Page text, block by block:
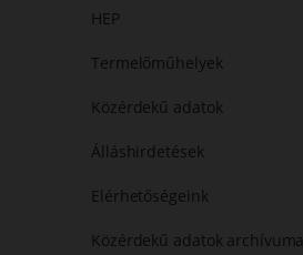
HEP
Termelőműhelyek
Közérdekű adatok
Álláshirdetések
Elérhetőségeink
Közérdekű adatok archívuma